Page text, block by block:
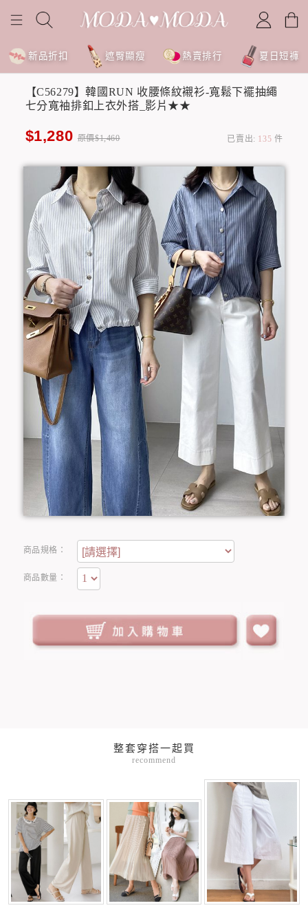
新品折扣 遮臀顯瘦 熱賣排行 夏日短褲
【C56279】韓國RUN 收腰條紋襯衫-寬鬆下襬抽繩
七分寬袖排釦上衣外搭_影片★★
$1,280 原價$1,460 已賣出: 135 件
商品規格：
商品數量：
整套穿搭一起買
recommend